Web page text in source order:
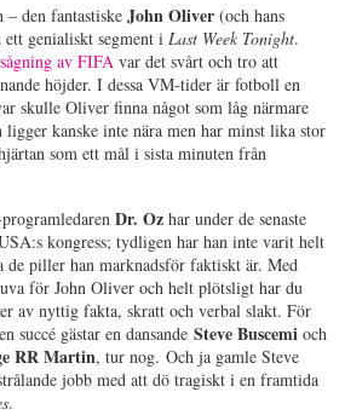
den fantastiske John Oliver (och hans
genialiskt segment i Last Week Tonight.
sågning av FIFA var det svårt och tro att
höjder. I dessa VM-tider är fotboll en
skulle Oliver finna något som låg närmare
ligger kanske inte nära men har minst lika stor
som ett mål i sista minuten från
Dr. Oz har under de senaste
kongress; tydligen har han inte varit helt
de piller han marknadsför faktiskt är. Med
för John Oliver och helt plötsligt har du
av nyttig fakta, skratt och verbal slakt. För
succé gästar en dansande Steve Buscemi och
RR Martin, tur nog. Och ja gamle Steve
jobb med att dö tragiskt i en framtida
.